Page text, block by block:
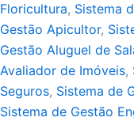
Floricultura, Sistema
Gestão Apicultor,
Gestão Aluguel de
Avaliador de Imóveis,
Seguros, Sistema de
Sistema de Gestão